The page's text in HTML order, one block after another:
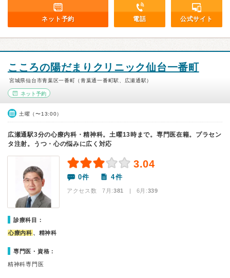
ネット予約 電話 公式サイト
こころの陽だまりクリニック仙台一番町
宮城県仙台市青葉区一番町（青葉通一番町駅、広瀬通駅）
ネット予約
土曜（〜13:00）
広瀬通駅3分の心療内科・精神科。土曜13時まで。専門医在籍。プラセン
タ注射。うつ・心の悩みに広く対応
3.04
0件 4件
アクセス数 7月:381 | 6月:339
診療科目：
心療内科 、精神科
専門医・資格：
精神科専門医